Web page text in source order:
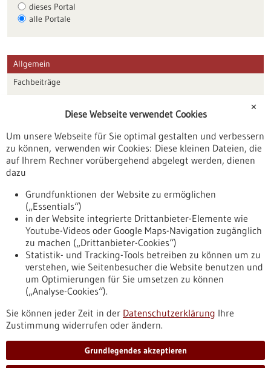
dieses Portal
alle Portale
Allgemein
Fachbeiträge
Veranstaltungen
Erscheinungsdatum
Nach oben
Informiert bleiben
Newsletter abonnieren
✕
Diese Webseite verwendet Cookies
Um unsere Webseite für Sie optimal gestalten und verbessern
zu können, verwenden wir Cookies: Diese kleinen Dateien, die
auf Ihrem Rechner vorübergehend abgelegt werden, dienen
dazu
Grundfunktionen der Website zu ermöglichen
(„Essentials“)
in der Website integrierte Drittanbieter-Elemente wie
Youtube-Videos oder Google Maps-Navigation zugänglich
zu machen („Drittanbieter-Cookies“)
Statistik- und Tracking-Tools betreiben zu können um zu
verstehen, wie Seitenbesucher die Website benutzen und
um Optimierungen für Sie umsetzen zu können
(„Analyse-Cookies“).
Sie können jeder Zeit in der Datenschutzerklärung Ihre
Zustimmung widerrufen oder ändern.
Grundlegendes akzeptieren